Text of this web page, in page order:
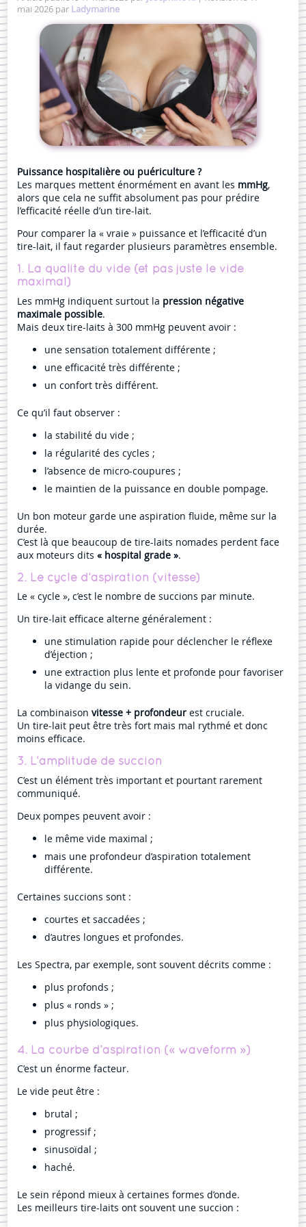
mai 2026 par Ladymarine
Puissance hospitalière ou puériculture ?
Les marques mettent énormément en avant les mmHg,
alors que cela ne suffit absolument pas pour prédire
l’efficacité réelle d’un tire-lait.
Pour comparer la « vraie » puissance et l’efficacité d’un
tire-lait, il faut regarder plusieurs paramètres ensemble.
1. La qualité du vide (et pas juste le vide
maximal)
Les mmHg indiquent surtout la pression négative
maximale possible.
Mais deux tire-laits à 300 mmHg peuvent avoir :
une sensation totalement différente ;
une efficacité très différente ;
un confort très différent.
Ce qu’il faut observer :
la stabilité du vide ;
la régularité des cycles ;
l’absence de micro-coupures ;
le maintien de la puissance en double pompage.
Un bon moteur garde une aspiration fluide, même sur la
durée.
C’est là que beaucoup de tire-laits nomades perdent face
aux moteurs dits« hospital grade ».
2. Le cycle d’aspiration (vitesse)
Le « cycle », c’est le nombre de succions par minute.
Un tire-lait efficace alterne généralement :
une stimulation rapide pour déclencher le réflexe
d’éjection ;
une extraction plus lente et profonde pour favoriser
la vidange du sein.
La combinaisonvitesse + profondeur est cruciale.
Un tire-lait peut être très fort mais mal rythmé et donc
moins efficace.
3. L’amplitude de succion
C’est un élément très important et pourtant rarement
communiqué.
Deux pompes peuvent avoir :
le même vide maximal ;
mais une profondeur d’aspiration totalement
différente.
Certaines succions sont :
courtes et saccadées ;
d’autres longues et profondes.
Les Spectra, par exemple, sont souvent décrits comme :
plus profonds ;
plus « ronds » ;
plus physiologiques.
4. La courbe d’aspiration (« waveform »)
C’est un énorme facteur.
Le vide peut être :
brutal ;
progressif ;
sinusoïdal ;
haché.
Le sein répond mieux à certaines formes d’onde.
Les meilleurs tire-laits ont souvent une succion :